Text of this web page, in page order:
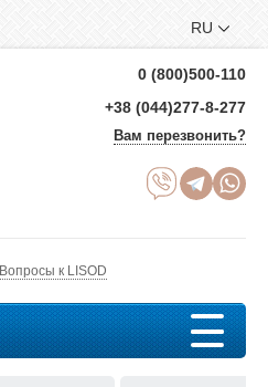
RU
0 (800)500-110
+38 (044)277-8-277
Вам перезвонить?
Вопросы к LISOD